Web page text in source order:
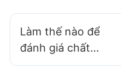
Làm thế nào để
đánh giá chất
lượng phụ kiện chơi